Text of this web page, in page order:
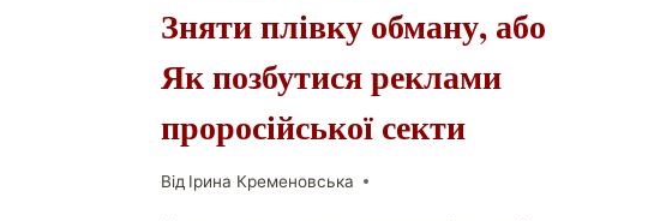
Зняти плівку обману, або
Як позбутися реклами
проросійської секти
Від Ірина Кременовська